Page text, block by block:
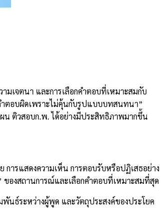
มเจตนา และการเลือกคำตอบที่เหมาะสมกับ
ำตอบผิดเพราะไม่คุ้นกับรูปแบบบทสนทนา”
น ติวสอบก.พ. ได้อย่างมีประสิทธิภาพมากขึ้น
ารแสดงความเห็น การตอบรับหรือปฏิเสธอย่าง
องสถานการณ์และเลือกคำตอบที่เหมาะสมที่สุด
นธ์ระหว่างผู้พูด และวัตถุประสงค์ของประโยค